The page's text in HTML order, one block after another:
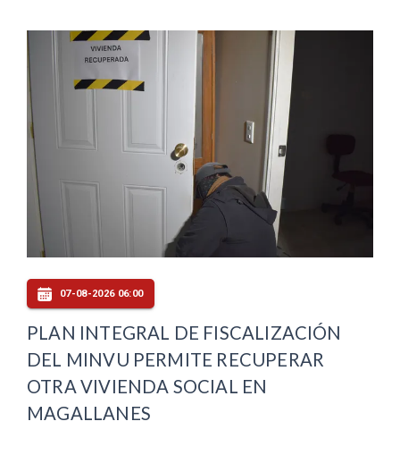
07-08-2026 06:00
PLAN INTEGRAL DE FISCALIZACIÓN
DEL MINVU PERMITE RECUPERAR
OTRA VIVIENDA SOCIAL EN
MAGALLANES